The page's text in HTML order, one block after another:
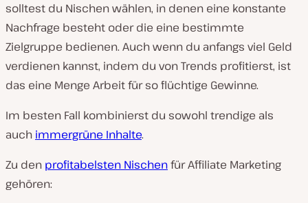
solltest du Nischen wählen, in denen eine konstante
Nachfrage besteht oder die eine bestimmte
Zielgruppe bedienen. Auch wenn du anfangs viel Geld
verdienen kannst, indem du von Trends profitierst, ist
das eine Menge Arbeit für so flüchtige Gewinne.
Im besten Fall kombinierst du sowohl trendige als
auch immergrüne Inhalte.
Zu den profitabelsten Nischenfür Affiliate Marketing
gehören: